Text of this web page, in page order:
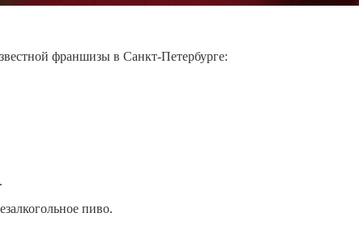
франшизы в Санкт-Петербурге:
пиво.